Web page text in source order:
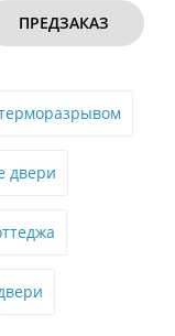
ПРЕДЗАКАЗ
двери